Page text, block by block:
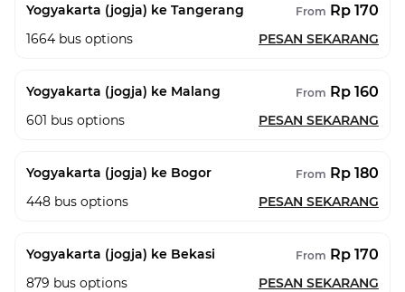
Yogyakarta (jogja) ke Tangerang From Rp 170
1664 bus options PESAN SEKARANG
Yogyakarta (jogja) ke Malang From Rp 160
601 bus options PESAN SEKARANG
Yogyakarta (jogja) ke Bogor From Rp 180
448 bus options PESAN SEKARANG
Yogyakarta (jogja) ke Bekasi From Rp 170
879 bus options PESAN SEKARANG